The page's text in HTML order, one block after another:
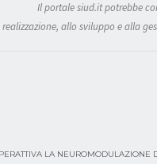
Il portale siud.it potrebbe
allo sviluppo e alla
LA NEUROMODULAZIONE